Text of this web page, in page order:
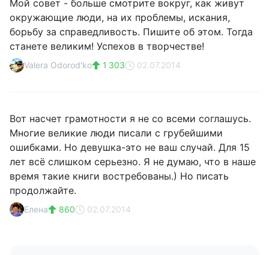
Мой совет - больше смотрите вокруг, как живут
окружающие люди, на их проблемы, искания,
борьбу за справедливость. Пишите об этом. Тогда
станете великим! Успехов в творчестве!
Valera Odorod'ko 1 303 02.07.2014
Вот насчет грамотности я не со всеми соглашусь.
Многие великие люди писали с грубейшими
ошибками. Но девушка-это не ваш случай. Для 15
лет всё слишком серьезно. Я не думаю, что в наше
время такие книги востребованы.) Но писать
продолжайте.
Елена 860 02.07.2014